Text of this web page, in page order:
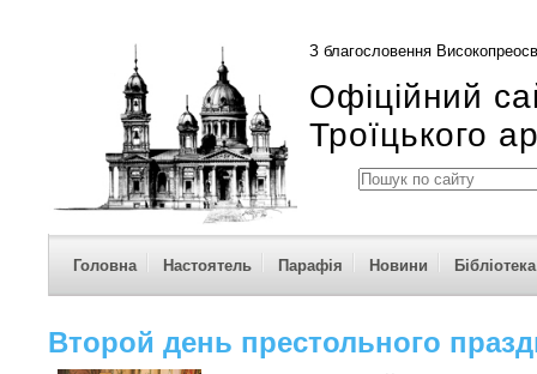
З благословення
Офіційний
Троїцького
Головна Настоятель Парафія Новини Бібліотека
Второй день престольного